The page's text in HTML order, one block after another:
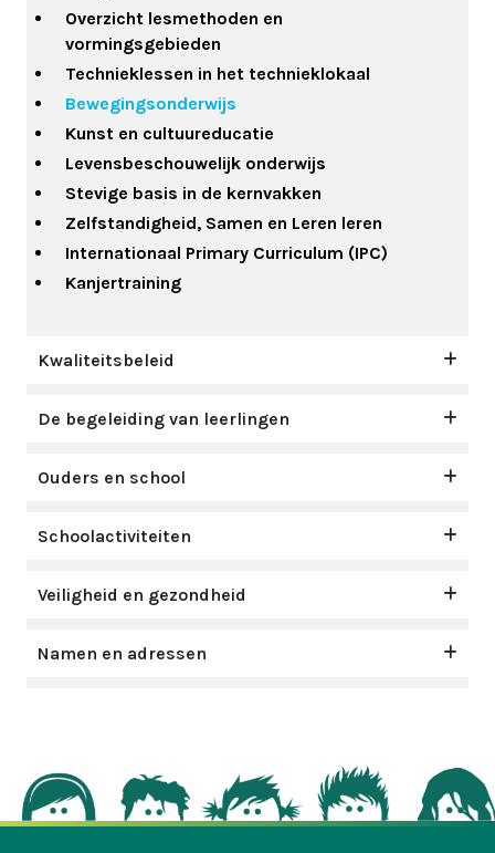
Overzicht lesmethoden en
vormingsgebieden
Technieklessen in het technieklokaal
Bewegingsonderwijs
Kunst en cultuureducatie
Levensbeschouwelijk onderwijs
Stevige basis in de kernvakken
Zelfstandigheid, Samen en Leren leren
Internationaal Primary Curriculum (IPC)
Kanjertraining
Kwaliteitsbeleid
De begeleiding van leerlingen
Ouders en school
Schoolactiviteiten
Veiligheid en gezondheid
Namen en adressen